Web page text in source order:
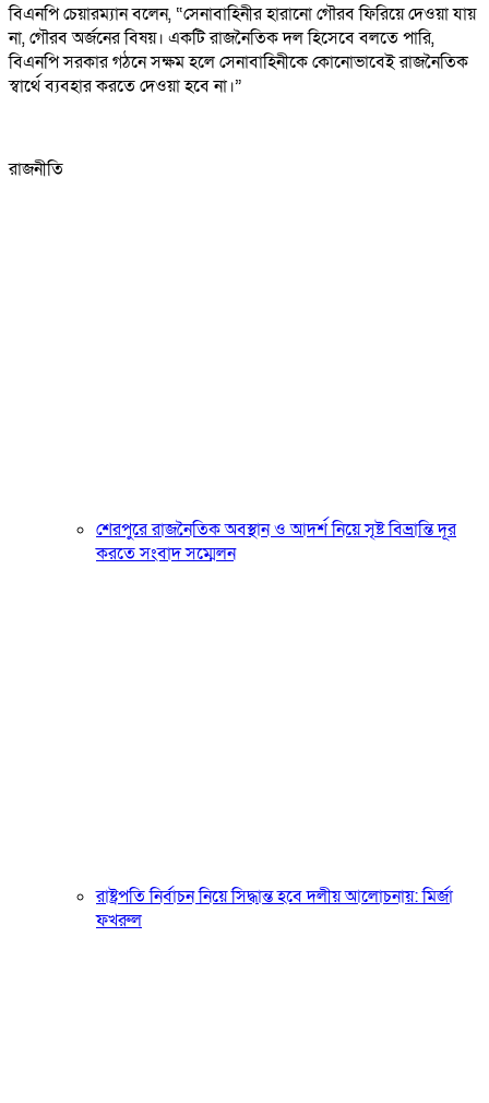
বিএনপি চেয়ারম্যান বলেন, “সেনাবাহিনীর হারানো গৌরব ফিরিয়ে দেওয়া যায়
না, গৌরব অর্জনের বিষয়। একটি রাজনৈতিক দল হিসেবে বলতে পারি,
বিএনপি সরকার গঠনে সক্ষম হলে সেনাবাহিনীকে কোনোভাবেই রাজনৈতিক
স্বার্থে ব্যবহার করতে দেওয়া হবে না।”
রাজনীতি
শেরপুরে রাজনৈতিক অবস্থান ও আদর্শ নিয়ে সৃষ্ট বিভ্রান্তি দূর
করতে সংবাদ সম্মেলন
রাষ্ট্রপতি নির্বাচন নিয়ে সিদ্ধান্ত হবে দলীয় আলোচনায়: মির্জা
ফখরুল